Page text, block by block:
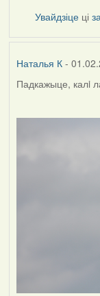
Увайдзіце ці
Наталья К-
Падкажыце, калi